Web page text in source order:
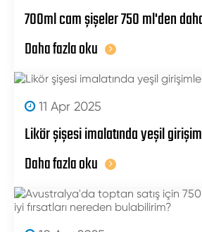
700ml cam şişeler 750 ml'den
Daha fazla oku
11 Apr 2025
Likör şişesi imalatında yeşil
Daha fazla oku